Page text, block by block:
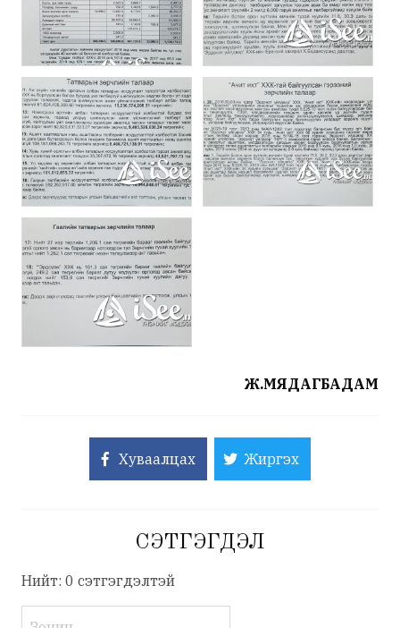
Ж.МЯДАГБАДАМ
Хуваалцах Жиргэх
СЭТГЭГДЭЛ
Нийт: 0 сэтгэгдэлтэй